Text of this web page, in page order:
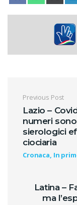
Previous Post
Lazio –
numeri
sierologici
ciociaria
Cronaca, In
Latina –
ma